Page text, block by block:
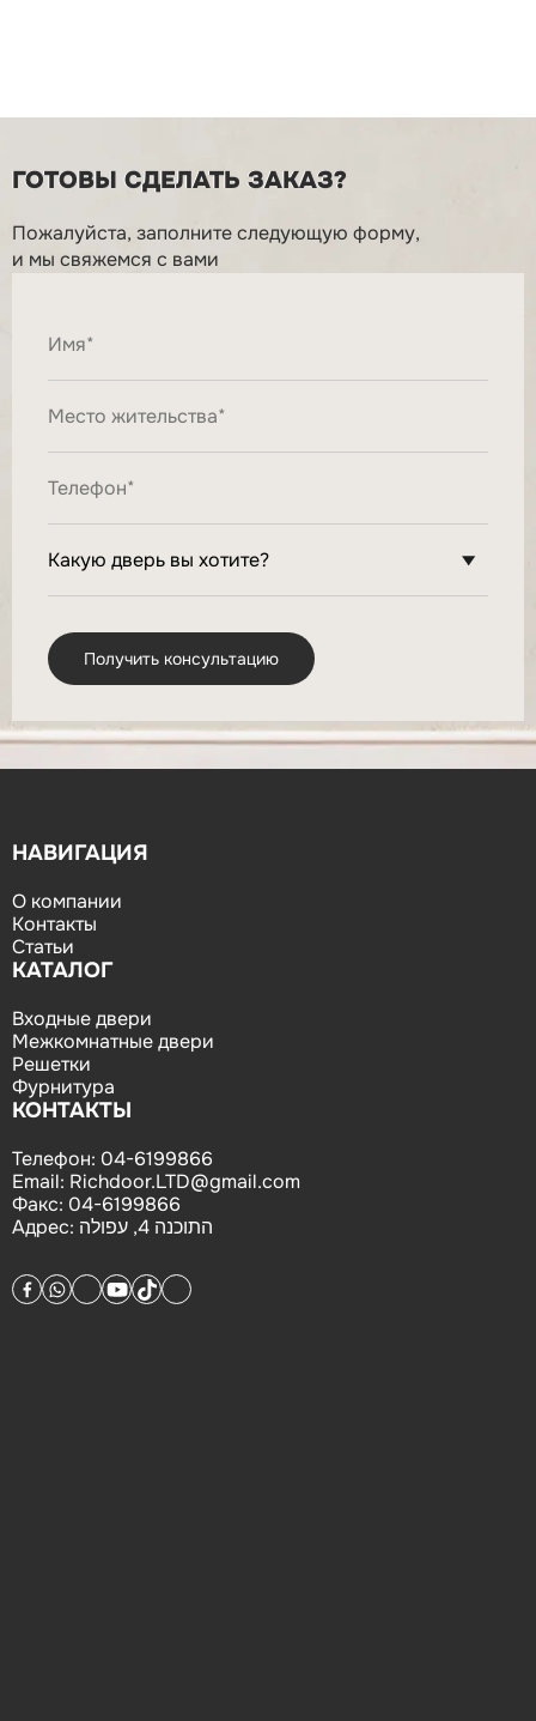
ГОТОВЫ СДЕЛАТЬ ЗАКАЗ?
Пожалуйста, заполните следующую форму,
и мы свяжемся с вами
НАВИГАЦИЯ
О компании
Контакты
Статьи
КАТАЛОГ
Входные двери
Межкомнатные двери
Решетки
Фурнитура
КОНТАКТЫ
Телефон: 04-6199866
Email: Richdoor.LTD@gmail.com
Факс: 04-6199866
Адрес:
התוכנה 4, עפולה